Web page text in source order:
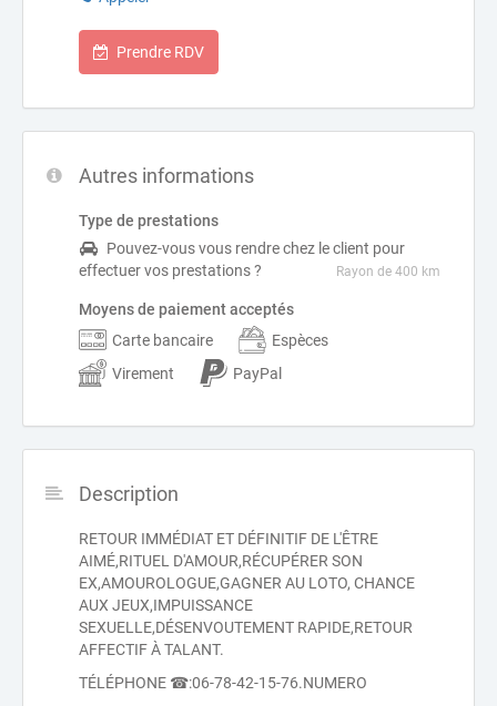
Prendre RDV
Autres informations
Type de prestations
Pouvez-vous vous rendre chez le client pour
effectuer vos prestations ?
Rayon de 400 km
Moyens de paiement acceptés
Carte bancaire
Espèces
Virement
PayPal
Description
RETOUR IMMÉDIAT ET DÉFINITIF DE L'ÊTRE
AIMÉ,RITUEL D'AMOUR,RÉCUPÉRER SON
EX,AMOUROLOGUE,GAGNER AU LOTO, CHANCE
AUX JEUX,IMPUISSANCE
SEXUELLE,DÉSENVOUTEMENT RAPIDE,RETOUR
AFFECTIF À TALANT.
TÉLÉPHONE ☎:06-78-42-15-76.NUMERO